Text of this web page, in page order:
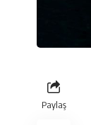
Paylaş